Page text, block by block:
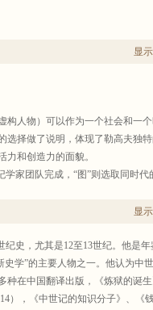
显
构人物）可以作为一个社会和一
选择做了说明，体现了勒高夫独
和创造力的面貌。
家团队完成，“图”则选取同时代
显
纪史，尤其是12至13世纪。他是
学”的主要人物之一。他认为中
在中国翻译出版，《炼狱的诞生
），《中世记的知识分子》、《